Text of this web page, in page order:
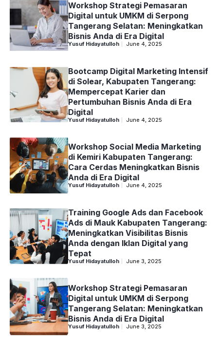
Workshop Strategi Pemasaran
Digital untuk UMKM di Serpong
Tangerang Selatan: Meningkatkan
Bisnis Anda di Era Digital
Yusuf Hidayatulloh June 4, 2025
Bootcamp Digital Marketing Intensif
di Solear, Kabupaten Tangerang:
Mempercepat Karier dan
Pertumbuhan Bisnis Anda di Era
Digital
Yusuf Hidayatulloh June 4, 2025
Workshop Social Media Marketing
di Kemiri Kabupaten Tangerang:
Cara Cerdas Meningkatkan Bisnis
Anda di Era Digital
Yusuf Hidayatulloh June 4, 2025
Training Google Ads dan Facebook
Ads di Mauk Kabupaten Tangerang:
Meningkatkan Visibilitas Bisnis
Anda dengan Iklan Digital yang
Tepat
Yusuf Hidayatulloh June 3, 2025
Workshop Strategi Pemasaran
Digital untuk UMKM di Serpong
Tangerang Selatan: Meningkatkan
Bisnis Anda di Era Digital
Yusuf Hidayatulloh June 3, 2025